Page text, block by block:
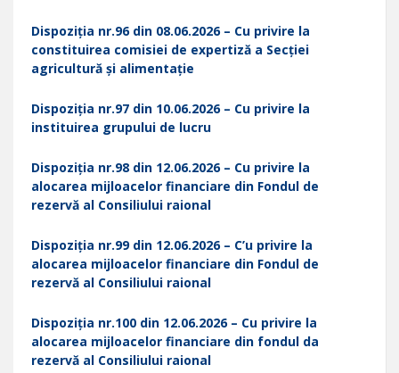
Dispoziția nr.96 din 08.06.2026 – Cu privire la
constituirea comisiei de expertiză a Secției
agricultură și alimentație
Dispoziția nr.97 din 10.06.2026 – Cu privire la
instituirea grupului de lucru
Dispoziția nr.98 din 12.06.2026 – Cu privire la
alocarea mijloacelor financiare din Fondul de
rezervă al Consiliului raional
Dispoziția nr.99 din 12.06.2026 – C’u privire la
alocarea mijloacelor financiare din Fondul de
rezervă al Consiliului raional
Dispoziția nr.100 din 12.06.2026 – Cu privire la
alocarea mijloacelor financiare din fondul da
rezervă al Consiliului raional